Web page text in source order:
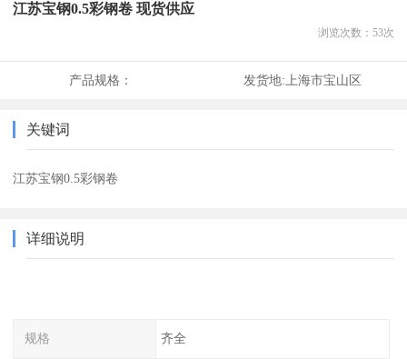
江苏宝钢0.5彩钢卷 现货供应
浏览次数： 53次
产品规格： 发货地: 上海市宝山区
关键词
江苏宝钢0.5彩钢卷
详细说明
规格 齐全